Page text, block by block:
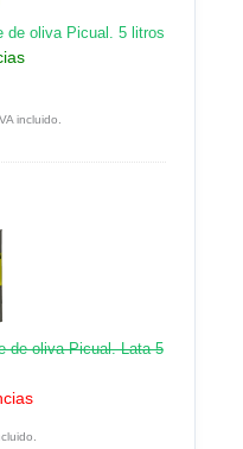
de oliva Picual. 5 litros
incluido.
de oliva Picual. Lata 5